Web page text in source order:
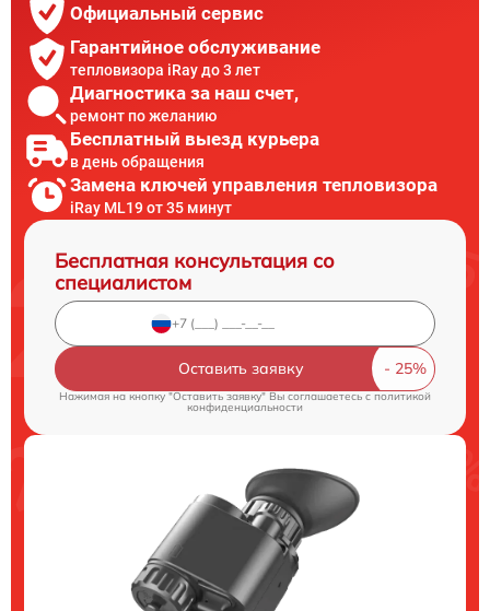
Официальный сервис
Гарантийное обслуживание
тепловизора iRay до 3 лет
Диагностика за наш счет,
ремонт по желанию
Бесплатный выезд курьера
в день обращения
Замена ключей управления тепловизора
iRay ML19 от 35 минут
Бесплатная консультация со
специалистом
Оставить заявку
Нажимая на кнопку "Оставить заявку" Вы соглашаетесь cполитикой
конфиденциальности